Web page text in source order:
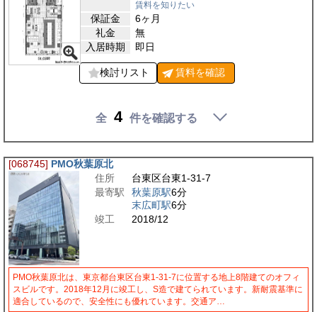
賃料を知りたい
保証金
6ヶ月
礼金
無
入居時期
即日
検討リスト 賃料を確認
全 4 件を確認する
[068745] PMO秋葉原北
住所
台東区台東1-31-7
最寄駅
秋葉原駅6分
末広町駅6分
竣工
2018/12
PMO秋葉原北は、東京都台東区台東1-31-7に位置する地上8階建てのオフィ
スビルです。2018年12月に竣工し、S造で建てられています。新耐震基準に
適合しているので、安全性にも優れています。交通ア…